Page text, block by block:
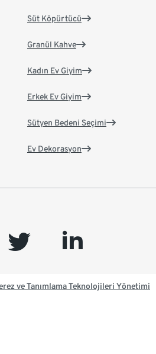
Süt Köpürtücü
Granül Kahve
Kadın Ev Giyim
Erkek Ev Giyim
Sütyen Bedeni Seçimi
Ev Dekorasyon
twitter linkedin
ve Tanımlama Teknolojileri Yönetimi